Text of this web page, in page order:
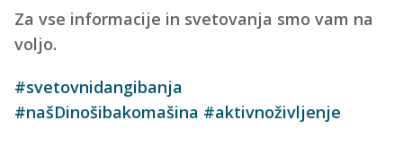
Za vse informacije in svetovanja smo vam na
voljo.
#svetovnidangibanja
#našDinošibakomašina #aktivnoživljenje